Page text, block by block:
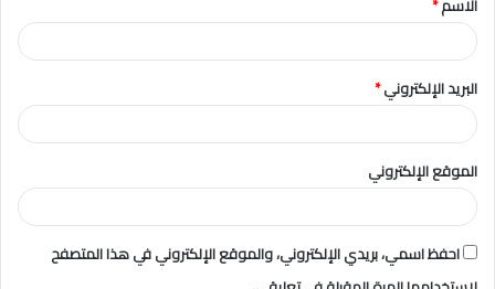
*
البريد الإلكتروني*
الموقع الإلكتروني
احفظ اسمي، بريدي الإلكتروني، والموقع الإلكتروني في هذا المتصفح